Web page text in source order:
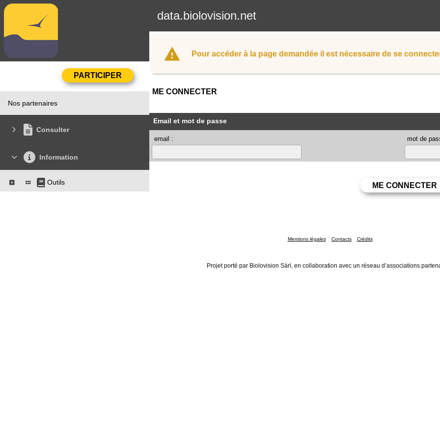
data.biolovision.net
Nos partenaires
Consulter
Information
Outils
Pour accéder à la page demandée il est nécessaire de se
ME CONNECTER
Email et mot de passe
email : mot de
Mentions légales Contacts Crédits
Projet porté par Biolovision Sàrl, en collaboration avec un réseau d’associations